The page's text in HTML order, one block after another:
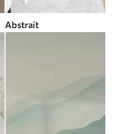
Abstrait